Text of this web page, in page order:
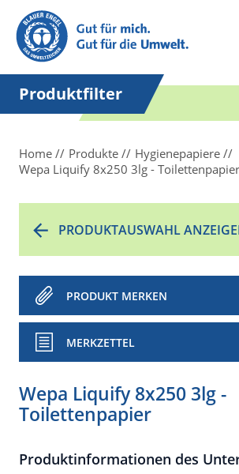
Suchbegriff in
Anführungszeichen
setzen.
Produktfilter
Home Produkte
Hygienepapiere
Wepa Liquify 8x250 3lg - Toilettenpapier
PRODUKTAUSWAHL
PRODUKT MERKEN
MERKZETTEL
Wepa Liquify 8x250 3lg -
Toilettenpapier
Produktinformationen des